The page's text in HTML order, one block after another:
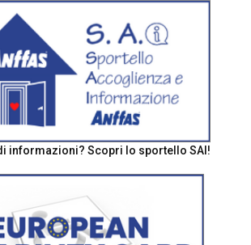
informazioni? Scopri lo sportello SAI!